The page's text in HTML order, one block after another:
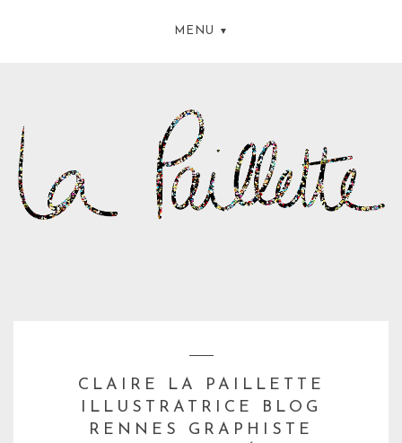
MENU
CLAIRE LA PAILLETTE
ILLUSTRATRICE BLOG
RENNES GRAPHISTE